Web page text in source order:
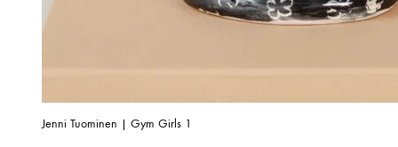
Jenni Tuominen | Gym Girls 1